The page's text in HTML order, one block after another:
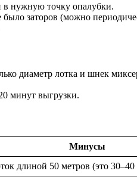
в нужную точку опалубки.
было заторов (можно
диаметр лотка и шнек
минут выгрузки.
Минусы
длиной 50 метров (это